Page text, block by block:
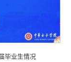
毕业生情况